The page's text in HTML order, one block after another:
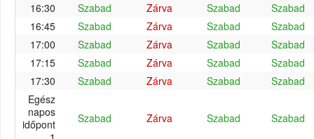
16:30 Szabad Zárva Szabad
Szabad
16:45
Szabad Zárva Szabad
Szabad
17:00
Szabad Zárva Szabad
Szabad
17:15
Szabad Zárva Szabad
Szabad
17:30
Szabad Zárva Szabad
Szabad
Egész
napos
időpont
Szabad Zárva Szabad Szabad